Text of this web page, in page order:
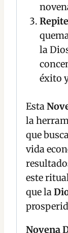
la
éxito
Esta
la
que
vida
este
que la
Novena